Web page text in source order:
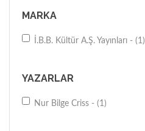
MARKA
İ.B.B. Kültür A.Ş. Yayınları - (1)
YAZARLAR
Nur Bilge Criss - (1)